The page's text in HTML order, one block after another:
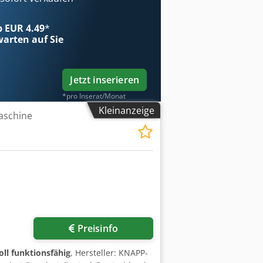
4.49*
auf Sie
Jetzt inserieren
*pro Inserat/Monat
Kleinanzeige
Preisinfo
funktionsfähig, Hersteller: KNAPP-